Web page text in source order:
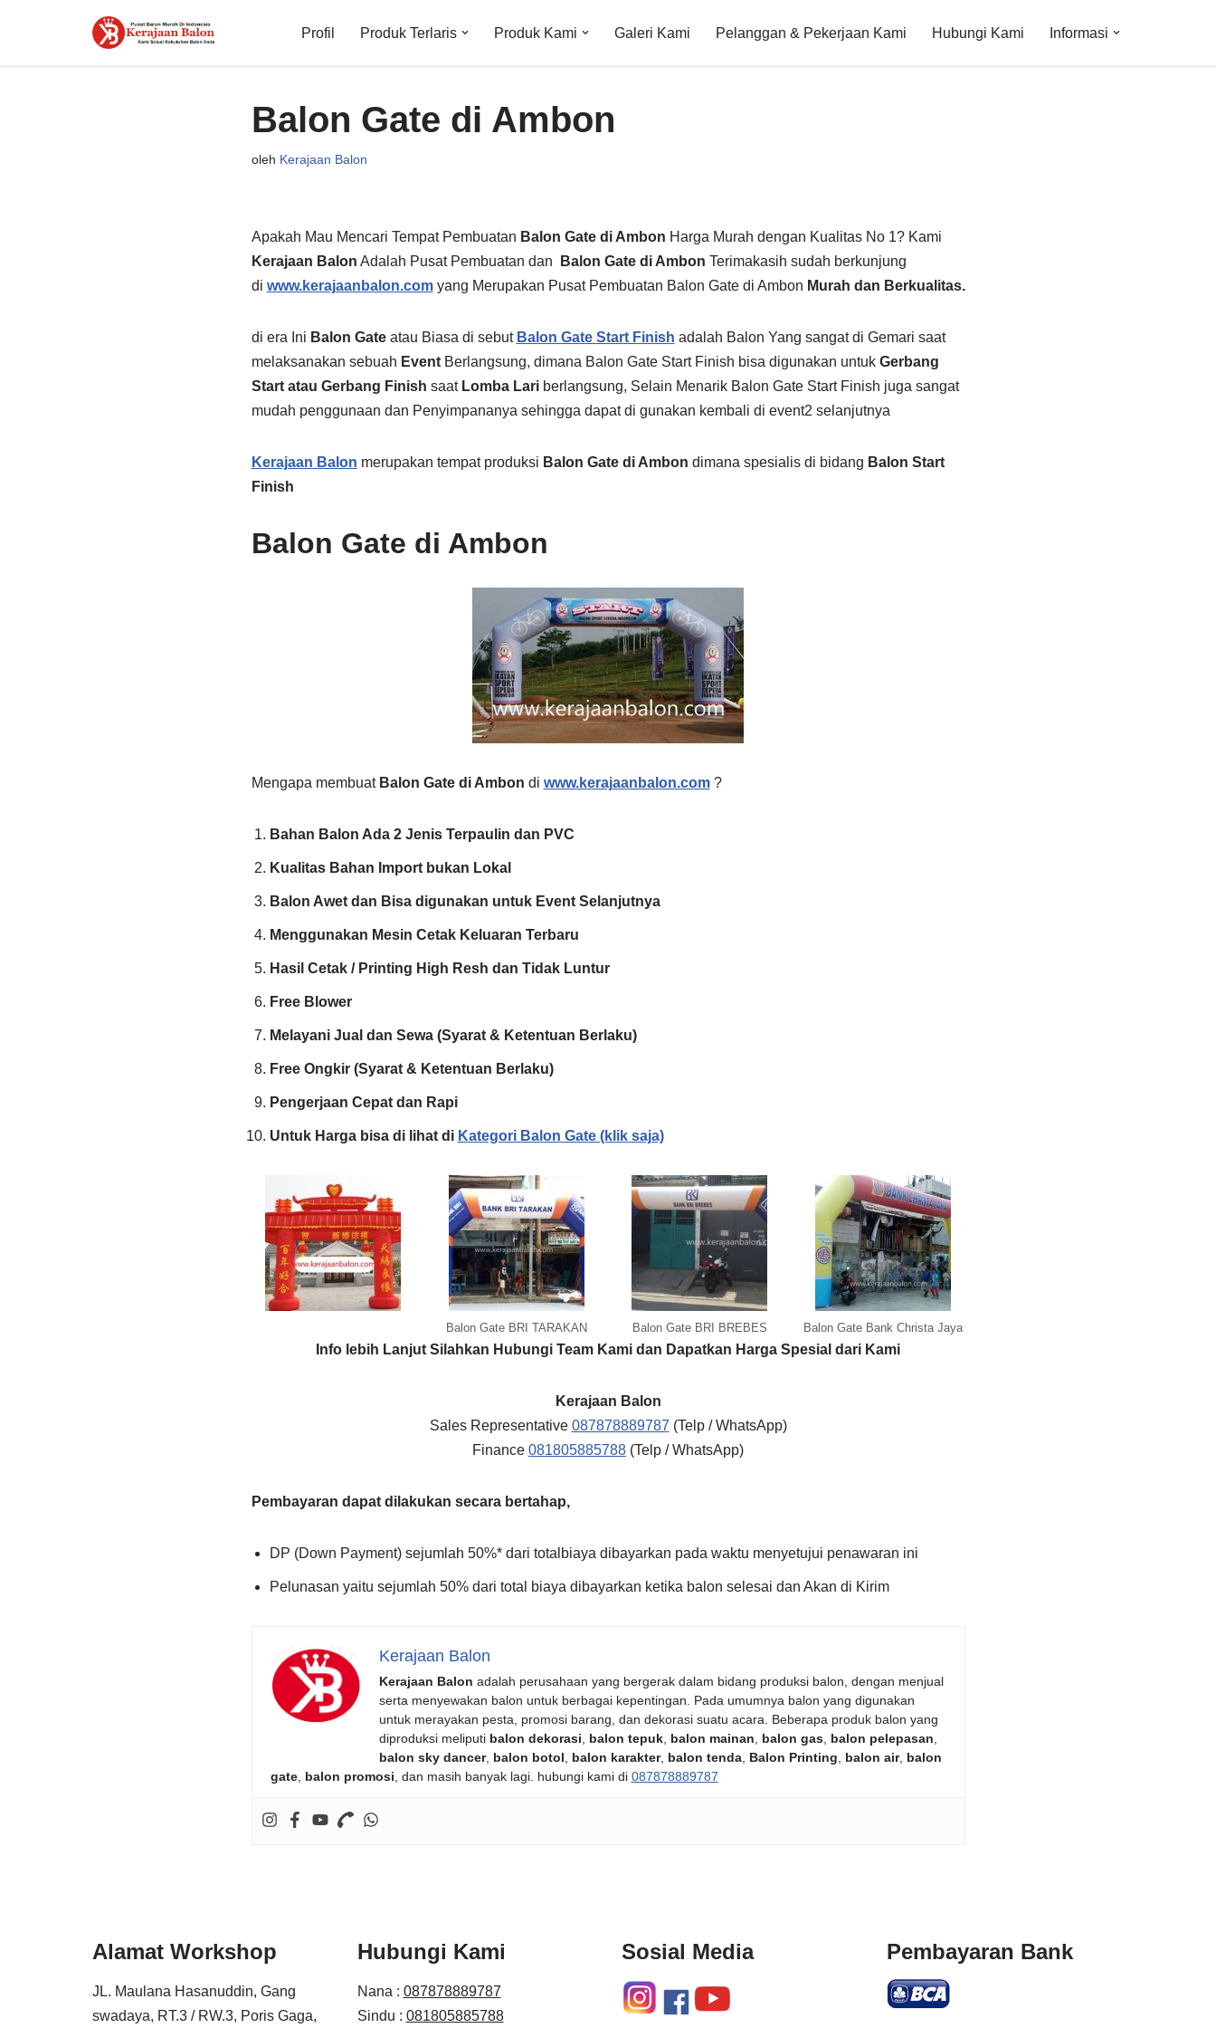
Profil Produk Terlaris Produk Kami Galeri Kami Pelanggan & Pekerjaan Kami Hubungi Kami Informasi
Balon Gate di Ambon
oleh Kerajaan Balon
Apakah Mau Mencari Tempat Pembuatan Balon Gate di Ambon Harga Murah dengan Kualitas No 1? Kami
Kerajaan Balon Adalah Pusat Pembuatan dan Balon Gate di Ambon Terimakasih sudah berkunjung
di www.kerajaanbalon.com yang Merupakan Pusat Pembuatan Balon Gate di Ambon Murah dan Berkualitas.
di era Ini Balon Gateatau Biasa di sebut Balon Gate Start Finish adalah Balon Yang sangat di Gemari saat
melaksanakan sebuah Event Berlangsung, dimana Balon Gate Start Finish bisa digunakan untuk Gerbang
Start atau Gerbang Finish saat Lomba Lariberlangsung, Selain Menarik Balon Gate Start Finish juga sangat
mudah penggunaan dan Penyimpananya sehingga dapat di gunakan kembali di event2 selanjutnya
Kerajaan Balon merupakan tempat produksi Balon Gate di Ambon dimana spesialis di bidang Balon Start
Finish
Balon Gate di Ambon
Mengapa membuat Balon Gate di Ambon di www.kerajaanbalon.com ?
Bahan Balon Ada 2 Jenis Terpaulin dan PVC
Kualitas Bahan Import bukan Lokal
Balon Awet dan Bisa digunakan untuk Event Selanjutnya
Menggunakan Mesin Cetak Keluaran Terbaru
Hasil Cetak / Printing High Resh dan Tidak Luntur
Free Blower
Melayani Jual dan Sewa (Syarat & Ketentuan Berlaku)
Free Ongkir (Syarat & Ketentuan Berlaku)
Pengerjaan Cepat dan Rapi
Untuk Harga bisa di lihat di Kategori Balon Gate (klik saja)
Balon Gate BRI TARAKAN Balon Gate BRI BREBES Balon Gate Bank Christa Jaya
Info lebih Lanjut Silahkan Hubungi Team Kami dan Dapatkan Harga Spesial dari Kami
Kerajaan Balon
Sales Representative 087878889787 (Telp / WhatsApp)
Finance 081805885788 (Telp / WhatsApp)
Pembayaran dapat dilakukan secara bertahap,
DP (Down Payment) sejumlah 50%* dari totalbiaya dibayarkan pada waktu menyetujui penawaran ini
Pelunasan yaitu sejumlah 50% dari total biaya dibayarkan ketika balon selesai dan Akan di Kirim
Kerajaan Balon
Kerajaan Balon adalah perusahaan yang bergerak dalam bidang produksi balon, dengan menjual
serta menyewakan balon untuk berbagai kepentingan. Pada umumnya balon yang digunakan
untuk merayakan pesta, promosi barang, dan dekorasi suatu acara. Beberapa produk balon yang
diproduksi meliputi balon dekorasi balon tepuk, balon mainan balon gas, balon pelepasan
balon sky dancer, balon botol balon karakter, balon tenda, Balon Printing balon air, balon
gate, balon promosi , dan masih banyak lagi. hubungi kami di 087878889787
Alamat Workshop
JL. Maulana Hasanuddin, Gang
swadaya, RT.3 / RW.3, Poris Gaga,
Hubungi Kami
Nana : 087878889787
Sindu : 081805885788
Sosial Media Pembayaran Bank